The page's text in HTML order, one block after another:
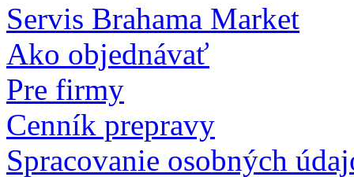
Servis Brahama Market
Ako objednávať
Pre firmy
Cenník prepravy
Spracovanie osobných